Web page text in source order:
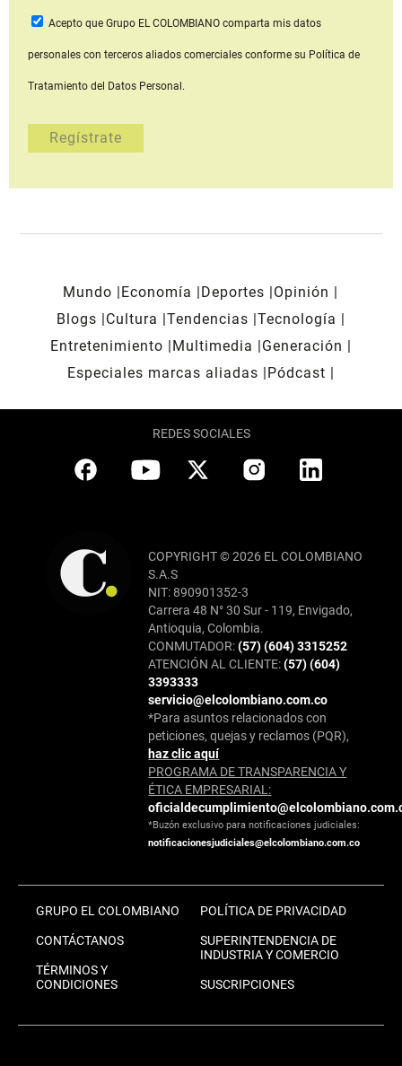
Acepto que Grupo EL COLOMBIANOcomparta mis datos
personales con terceros aliados comerciales conforme su Política de
Tratamiento del Datos Personal.
Mundo Economía Deportes
Opinión
Blogs
Cultura Tendencias Tecnología
Entretenimiento
Multimedia
Generación
Especiales marcas aliadas
Pódcast
REDES SOCIALES
COPYRIGHT © 2026 EL COLOMBIANO
S.A.S
NIT: 890901352-3
Carrera 48 N° 30 Sur - 119, Envigado,
Antioquia, Colombia.
CONMUTADOR:(57) (604) 3315252
ATENCIÓN AL CLIENTE:(57) (604)
3393333
servicio@elcolombiano.com.co
*Para asuntos relacionados con
peticiones, quejas y reclamos (PQR),
haz clic aquí
PROGRAMA DE TRANSPARENCIA Y
ÉTICA EMPRESARIAL:
*Buzón exclusivo para notificaciones judiciales:
notificacionesjudiciales@elcolombiano.com.co
GRUPO EL COLOMBIANO
CONTÁCTANOS
TÉRMINOS Y
CONDICIONES
POLÍTICA DE PRIVACIDAD
SUPERINTENDENCIA DE
INDUSTRIA Y COMERCIO
SUSCRIPCIONES